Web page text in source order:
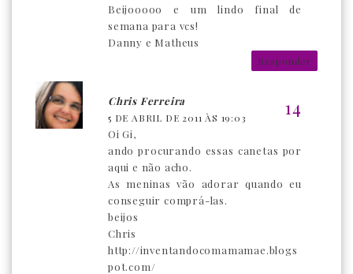
Beijooooo e um lindo final de
semana para vcs!
Danny e Matheus
Responder
Chris Ferreira
5 DE ABRIL DE 2011 ÀS 19:03
Oi Gi,
ando procurando essas canetas por
aqui e não acho.
As meninas vão adorar quando eu
conseguir comprá-las.
beijos
Chris
http://inventandocomamamae.blogs
pot.com/